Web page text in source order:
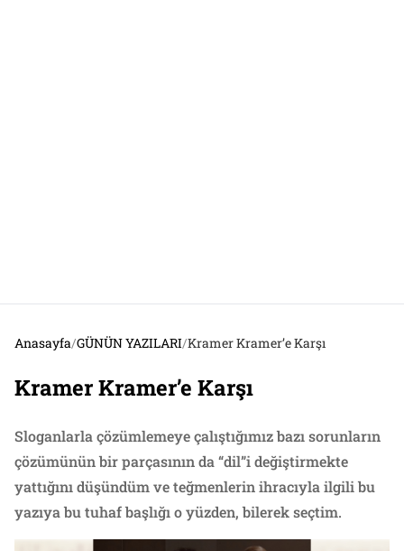
Anasayfa/GÜNÜN YAZILARI/Kramer Kramer’e Karşı
Kramer Kramer’e Karşı
Sloganlarla çözümlemeye çalıştığımız bazı sorunların
çözümünün bir parçasının da “dil”i değiştirmekte
yattığını düşündüm ve teğmenlerin ihracıyla ilgili bu
yazıya bu tuhaf başlığı o yüzden, bilerek seçtim.